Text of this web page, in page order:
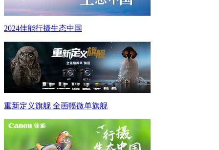
2024佳能行摄生态中国
重新定义旗舰 全画幅微单旗舰